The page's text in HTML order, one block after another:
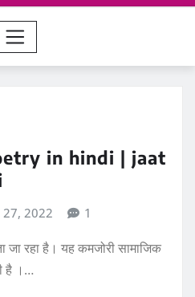
in hindi | jaat
27, 2022 1
जा रहा है। यह कमजोरी सामाजिक
है ।…